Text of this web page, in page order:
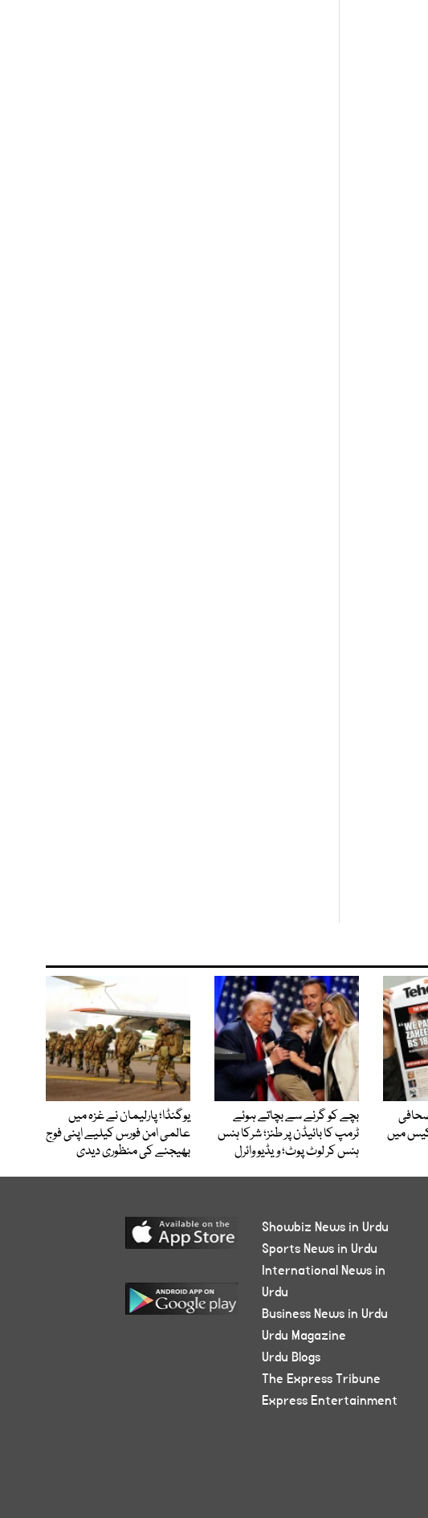
کیس میں
بچے کو گرنے سے بچاتے ہوئے
ٹرمپ کا بائیڈن پر طنز؛ شرکا ہنس
ہنس کر لوٹ پوٹ؛ ویڈیو وائرل
یوگنڈا؛ پارلیمان نے غزہ میں
عالمی امن فورس کیلیے اپنی فوج
بھیجنے کی منظوری دیدی
Showbiz News in Urdu
Sports News in Urdu
International News in
Urdu
Business News in Urdu
Urdu Magazine
Urdu Blogs
The Express Tribune
Express Entertainment